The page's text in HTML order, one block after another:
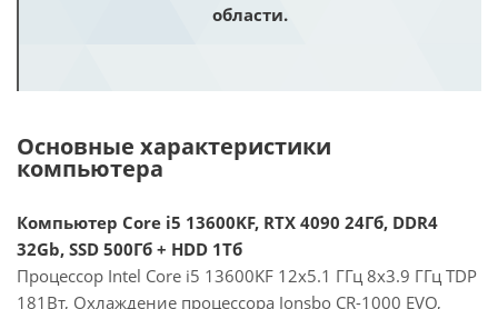
области.
Основные характеристики
компьютера
Компьютер Core i5 13600KF, RTX 4090 24Гб, DDR4
32Gb, SSD 500Гб + HDD 1Тб
Процессор Intel Core i5 13600KF 12x5.1 ГГц 8x3.9 ГГц TDP
181Вт, Охлаждение процессора Jonsbo CR-1000 EVO,